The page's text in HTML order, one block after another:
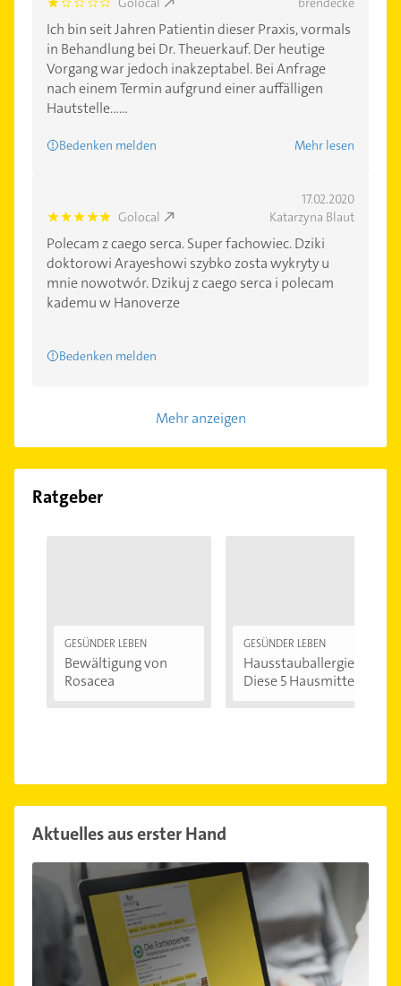
1.0
Ich bin seit Jahren Patientin dieser Praxis, vormals
in Behandlung bei Dr. Theuerkauf. Der heutige
Vorgang war jedoch inakzeptabel. Bei Anfrage
nach einem Termin aufgrund einer auffälligen
Hautstelle......
Bedenken melden Mehr lesen
17.02.2020
5.0 Golocal Katarzyna Blaut
Polecam z caego serca. Super fachowiec. Dziki
doktorowi Arayeshowi szybko zosta wykryty u
mnie nowotwór. Dzikuj z caego serca i polecam
kademu w Hanoverze
Bedenken melden
Mehr anzeigen
Ratgeber
GESÜNDER LEBEN
Bewältigung von
Rosacea
GESÜNDER LEBEN
Hausstauballergie:
Diese 5 Hausmittel...
Aktuelles aus erster Hand